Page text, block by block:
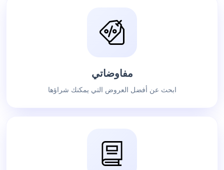
مفاوضاتي
ابحث عن أفضل العروض التي يمكنك شراؤها